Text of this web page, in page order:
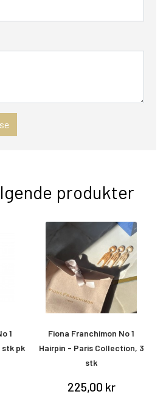
produkter
1
stk pk
Fiona Franchimon No 1
Hairpin - Paris Collection, 3
stk
225,00 kr